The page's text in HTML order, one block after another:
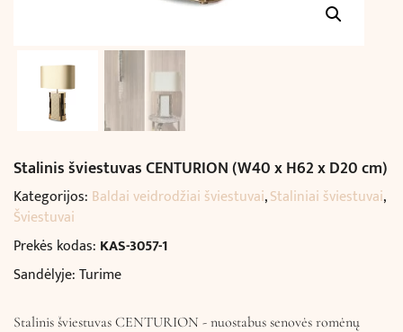
Stalinis šviestuvas CENTURION (W40 x H62 x D20 cm)
Kategorijos: Baldai veidrodžiai šviestuvai,Staliniai šviestuvai,
Šviestuvai
Prekės kodas: KAS-3057-1
Sandėlyje: Turime
Stalinis šviestuvas CENTURION - nuostabus senovės romėnų